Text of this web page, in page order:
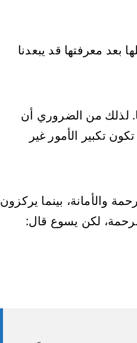
بعد معرفتها قد يبعدنا
لذلك من الضروري أن
تكبير الأمور غير
والأمانة، بينما يركزون
لكن يسوع قال: